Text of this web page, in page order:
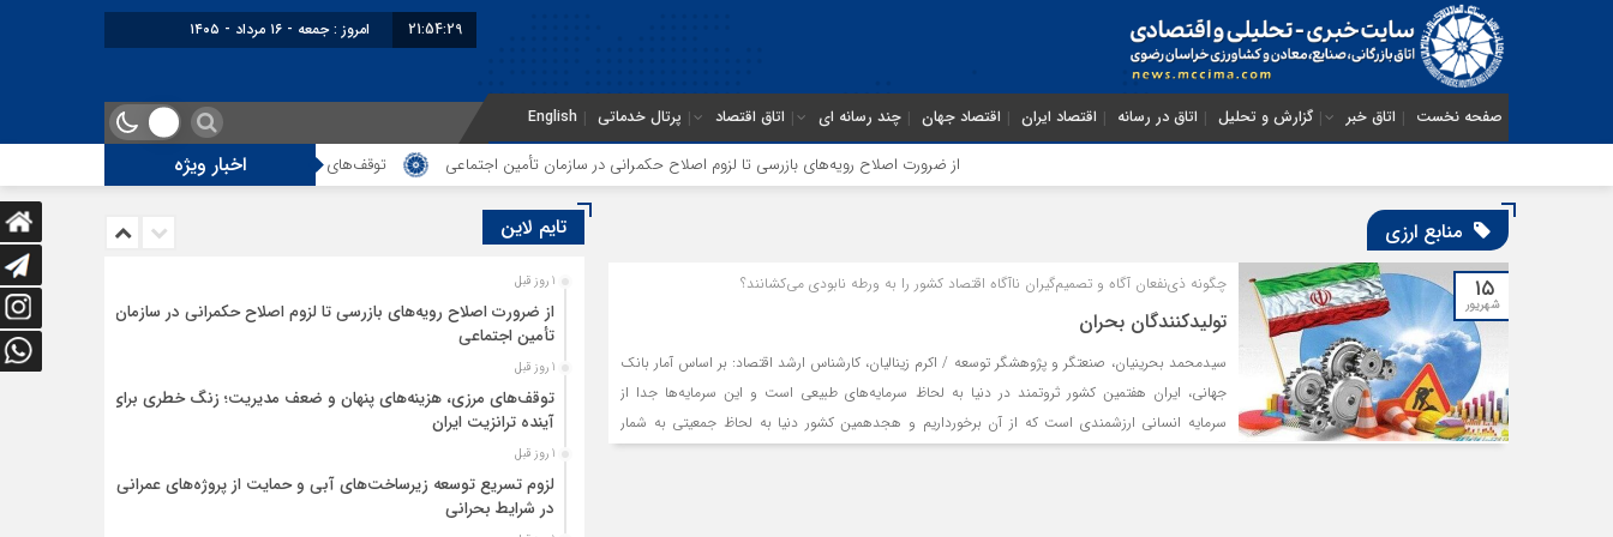
21:54:29 امروز : جمعه - ۱۶ مرداد - ۱۴۰۵
صفحه نخست اتاق خبر گزارش و تحلیل اتاق در رسانه اقتصاد ایران اقتصاد جهان چند رسانه ای اتاق اقتصاد پرتال خدماتی English
اخبار ویژه از ضرورت اصلاح رویه‌های بازرسی تا لزوم اصلاح حکمرانی در سازمان تأمین اجتماعی توقف‌های مرزی، هزینه‌های پنهان و ضعف مدیریت؛ زنگ خطری برای
منابع ارزی
۱۵
شهریور
چگونه ذی‌نفعان آگاه و تصمیم‌گیران ناآگاه اقتصاد کشور را به ورطه نابودی می‌کشانند؟
تولیدکنندگان بحران
سیدمحمد بحرینیان، صنعتگر و پژوهشگر توسعه / ‌اکرم زینالیان، کارشناس ارشد اقتصاد: ‌بر اساس آمار بانک
جهانی، ایران هفتمین کشور ثروتمند در دنیا به لحاظ سرمایه‌های طبیعی است و این سرمایه‌ها جدا از
سرمایه انسانی ارزشمندی است که از آن برخورداریم و هجدهمین کشور دنیا به لحاظ جمعیتی به شمار
می‌آییم.
تایم لاین
1 روز قبل
از ضرورت اصلاح رویه‌های بازرسی تا لزوم اصلاح حکمرانی در سازمان
تأمین اجتماعی
1 روز قبل
توقف‌های مرزی، هزینه‌های پنهان و ضعف مدیریت؛ زنگ خطری برای
آینده ترانزیت ایران
1 روز قبل
لزوم تسریع توسعه زیرساخت‌های آبی و حمایت از پروژه‌های عمرانی
در شرایط بحرانی